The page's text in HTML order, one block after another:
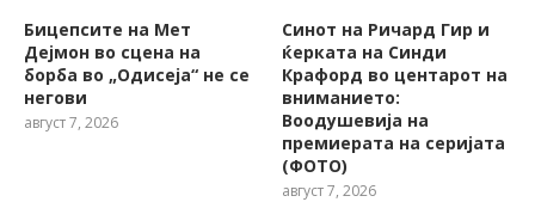
Бицепсите на Мет
Дејмон во сцена на
борба во „Одисеја“ не се
негови
август 7, 2026
Синот на Ричард Гир и
ќерката на Синди
Крафорд во центарот на
вниманието:
Воодушевија на
премиерата на серијата
(ФОТО)
август 7, 2026